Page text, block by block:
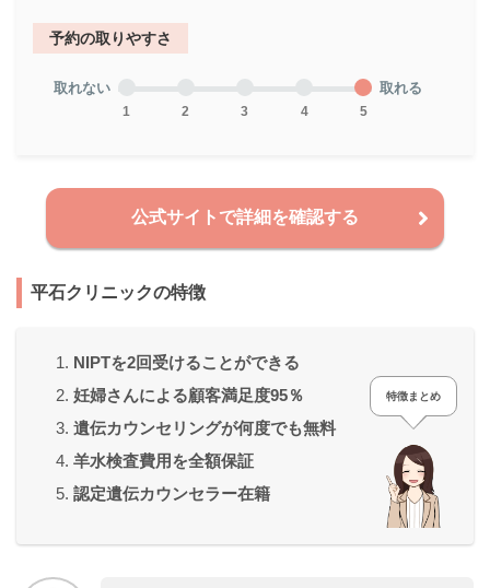
予約の取りやすさ
取れない
1 2 3 4 5
取れる
公式サイトで詳細を確認する
平石クリニックの特徴
NIPTを2回受けることができる
妊婦さんによる顧客満足度95％
遺伝カウンセリングが何度でも無料
羊水検査費用を全額保証
認定遺伝カウンセラー在籍
特徴まとめ